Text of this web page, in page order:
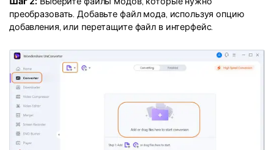
преобразовать. Добавьте файл мода, используя опцию
добавления, или перетащите файл в интерфейс.